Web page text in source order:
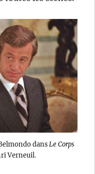
dans Le Corps
Verneuil.